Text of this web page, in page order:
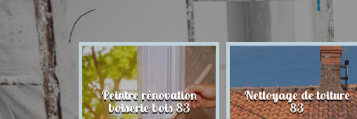
peinture Peintre rénovation
boiserie bois 83
Nettoyage de toiture
83